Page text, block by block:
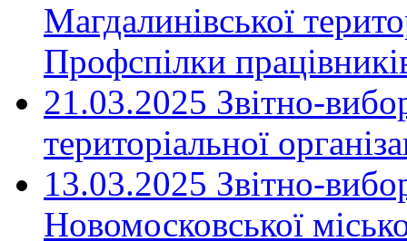
Магдалинівської
Профспілки
21.03.2025 Звітно-
територіальної
13.03.2025 Звітно-
Новомосковської